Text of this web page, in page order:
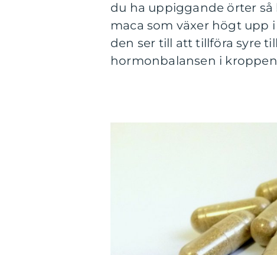
du ha uppiggande örter så
maca som växer högt upp
den ser till att tillföra syre
hormonbalansen i